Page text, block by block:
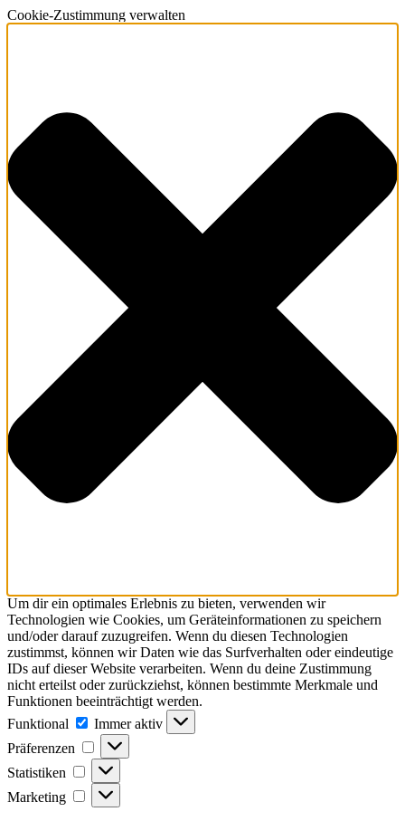
Cookie-Zustimmung verwalten
Um dir ein optimales Erlebnis zu bieten, verwenden wir
Technologien wie Cookies, um Geräteinformationen zu speichern
und/oder darauf zuzugreifen. Wenn du diesen Technologien
zustimmst, können wir Daten wie das Surfverhalten oder eindeutige
IDs auf dieser Website verarbeiten. Wenn du deine Zustimmung
nicht erteilst oder zurückziehst, können bestimmte Merkmale und
Funktionen beeinträchtigt werden.
Funktional
Funktional
Immer aktiv
Präferenzen
Präferenzen
Statistiken Statistiken
Marketing Marketing